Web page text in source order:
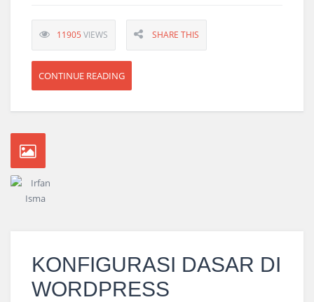
11905 VIEWS SHARE THIS
CONTINUE READING
KONFIGURASI DASAR DI
WORDPRESS